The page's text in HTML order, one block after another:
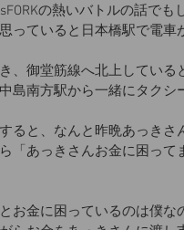
の熱いバトルの話で
っていると日本橋駅で電車
、御堂筋線へ北上してい
島南方駅から一緒にタクシ
ると、なんと昨晩あっき
「あっきさんお金に困っ
お金に困っているのは僕